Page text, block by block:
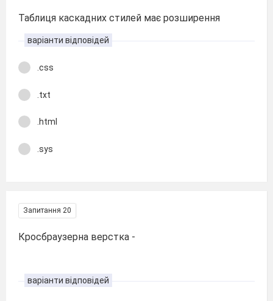
Таблиця каскадних стилей має розширення
варіанти відповідей
.css
.txt
.html
.sys
Запитання 20
Кросбраузерна верстка -
варіанти відповідей